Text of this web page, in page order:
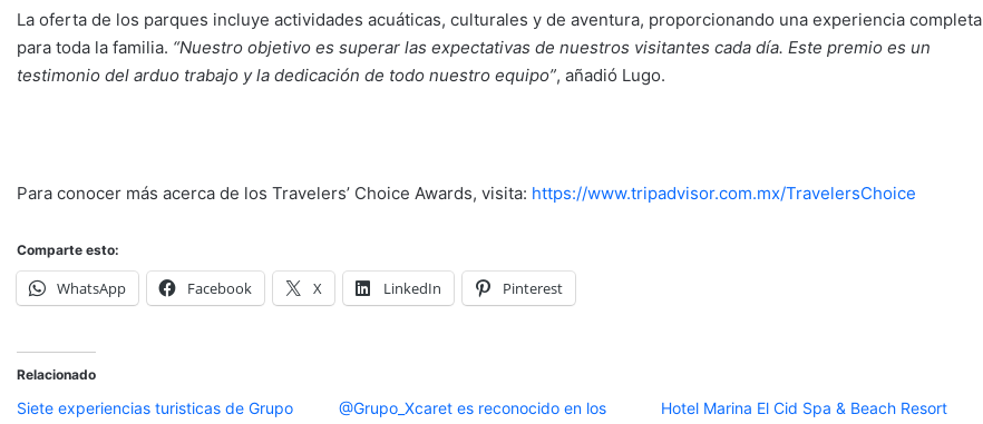
La oferta de los parques incluye actividades acuáticas, culturales y de aventura, proporcionando una experiencia completa
para toda la familia. “Nuestro objetivo es superar las expectativas de nuestros visitantes cada día. Este premio es un
testimonio del arduo trabajo y la dedicación de todo nuestro equipo”, añadió Lugo.
Para conocer más acerca de los Travelers’ Choice Awards, visita: https://www.tripadvisor.com.mx/TravelersChoice
Comparte esto:
WhatsApp Facebook X LinkedIn Pinterest
Relacionado
Siete experiencias turisticas de Grupo
@Grupo_Xcaret es reconocido en los
Hotel Marina El Cid Spa & Beach Resort